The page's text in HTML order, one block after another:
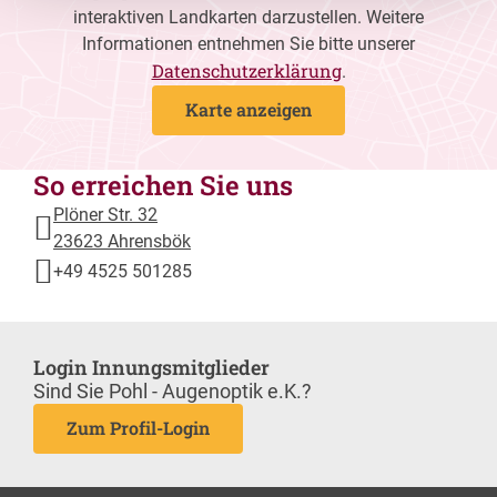
interaktiven Landkarten darzustellen. Weitere
Informationen entnehmen Sie bitte unserer
Datenschutzerklärung.
Karte anzeigen
So erreichen Sie uns
Plöner Str. 32
23623 Ahrensbök
+49 4525 501285
Login Innungsmitglieder
Sind Sie Pohl - Augenoptik e.K.?
Zum Profil-Login